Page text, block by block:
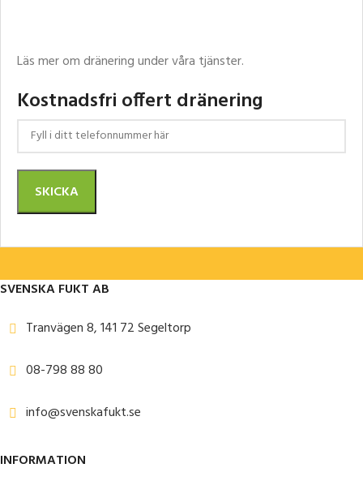
Läs mer om dränering under våra tjänster.
Kostnadsfri offert dränering
SVENSKA FUKT AB
Tranvägen 8, 141 72 Segeltorp
08-798 88 80
info@svenskafukt.se
INFORMATION